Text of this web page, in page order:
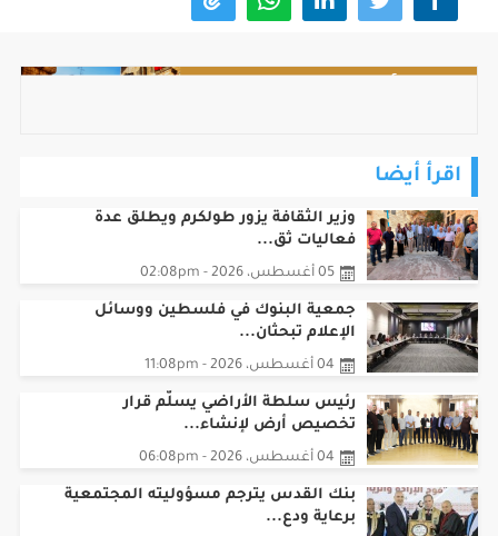
اقرأ أيضا
وزير الثقافة يزور طولكرم ويطلق عدة
فعاليات ثق...
جمعية البنوك في فلسطين ووسائل
الإعلام تبحثان...
رئيس سلطة الأراضي يسلّم قرار
تخصيص أرض لإنشاء...
04 أغسطس، 2026 - 06:08pm
بنك القدس يترجم مسؤوليته المجتمعية